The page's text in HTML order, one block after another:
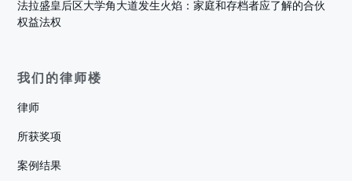
法拉盛皇后区大学角大道发生火焰：家庭和存档者应了解的合伙
权益法权
我们的律师楼
律师
所获奖项
案例结果